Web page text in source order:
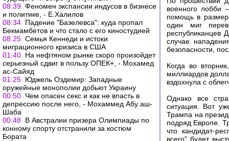
08:39 Феномен экспансии индусов в бизнесе
и политике, - Е.Халилов
08:34 Падение "Базелевса": куда пропал
Бекмамбетов и что стало с его киностудией
08:25 Семья Кеннеди и истоки
миграционного кризиса в США
01:40 На нефтяном рынке скоро произойдет
серьезный сдвиг в пользу ОПЕК+, - Мохамед
ас-Сайяд
01:25 Юджель Оздемир: Западные
оружейные монополии добьют Украину
00:50 Чем опасен секс и как не впасть в
депрессию после него, - Мохаммед Абу аш-
Шаба
00:48 В Австралии призера Олимпиады по
конному спорту отстранили за костюм
Бората
военного лобби
помощь в
один миг
республиканцев
случае
безопасности,
Когда во
миллиардов
вздохнула с
Однако все
ситуация. Вот
Трампа на
подряд Европе.
что кандидат-
всего" будет